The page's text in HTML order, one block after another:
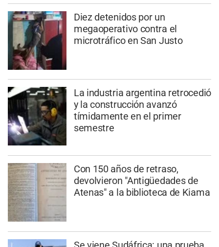
Diez detenidos por un
megaoperativo contra el
microtráfico en San Justo
La industria argentina retrocedió
y la construcción avanzó
tímidamente en el primer
semestre
Con 150 años de retraso,
devolvieron "Antigüedades de
Atenas" a la biblioteca de Kiama